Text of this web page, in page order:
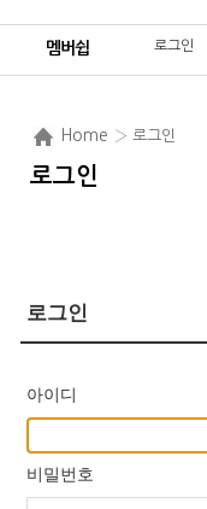
멤버쉽 로그인
Home › 로그인
로그인
로그인
아이디
비밀번호